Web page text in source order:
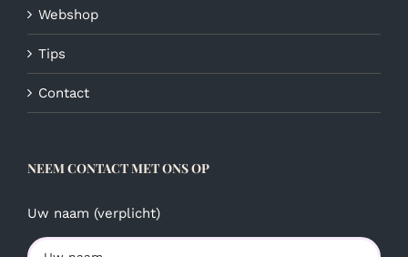
Webshop
Tips
Contact
NEEM CONTACT MET ONS OP
Uw naam (verplicht)